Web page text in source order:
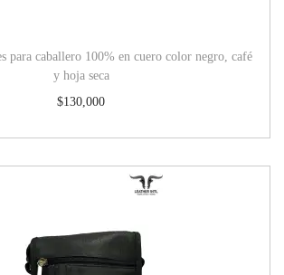
para caballero 100% en cuero color negro, café
y hoja seca
$130,000